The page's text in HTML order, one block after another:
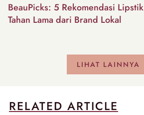
BeauPicks: 5 Rekomendasi Lipstik
Tahan Lama dari Brand Lokal
LIHAT LAINNYA
RELATED ARTICLE